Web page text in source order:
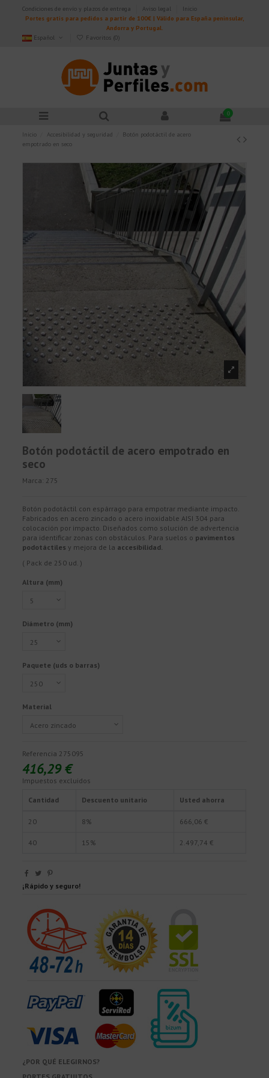
Condiciones de envío y plazos de entrega Aviso legal
Inicio
Portes gratis para pedidos a partir de 100€ | Válido para España peninsular,
Andorra y Portugal.
Español
Favoritos (0)
0
Inicio Accesibilidad y seguridad
Botón podotáctil de acero
empotrado en seco
Botón podotáctil de acero empotrado en
seco
Marca: 275
Botón podotáctil con espárrago para empotrar mediante impacto.
Fabricados en acero zincado o acero inoxidable AISI 304 para
colocación por impacto. Diseñados como solución de advertencia
para identificar zonas con obstáculos. Para suelos o pavimentos
podotáctilesy mejora de la accesibilidad.
( Pack de 250 ud. )
Altura (mm)
Diámetro (mm)
Paquete (uds o barras)
Material
Referencia 275095
416,29 €
Impuestos excluidos
Cantidad Descuento unitario Usted ahorra
20 8% 666,06 €
40 15% 2.497,74 €
¡Rápido y seguro!
¿POR QUÉ ELEGIRNOS?